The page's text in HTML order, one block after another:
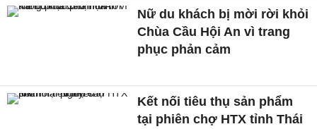
Nữ du khách bị mời rời khỏi
Chùa Cầu Hội An vì trang
phục phản cảm
Kết nối tiêu thụ sản phẩm
tại phiên chợ HTX tỉnh Thái